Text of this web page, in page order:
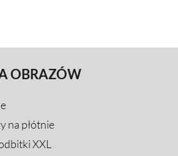
OBRAZÓW
na płótnie
XXL